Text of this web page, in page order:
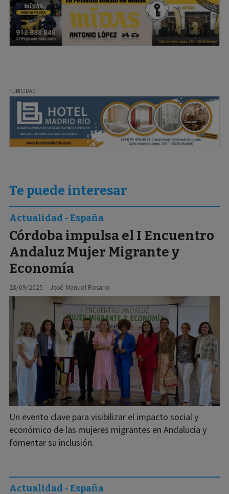
Te puede interesar
Córdoba impulsa el I Encuentro
Andaluz Mujer Migrante y
Economía
José Manuel Rosario
Actualidad - España
28/09/2025
Un evento clave para visibilizar el impacto social y
económico de las mujeres migrantes en Andalucía y
fomentar su inclusión.
Actualidad - España